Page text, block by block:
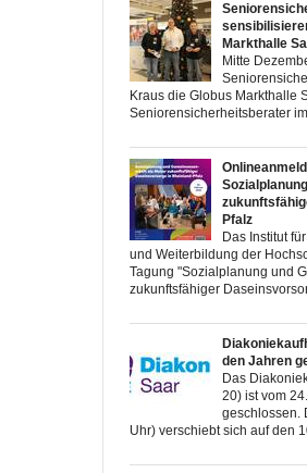
Markthalle
Mitte
Kraus die Globus Markthalle
Seniorensicherheitsberater
Pfalz
Das Institut
und Weiterbildung der
Tagung "Sozialplanung und
zukunftsfähiger
den Jahren
Das
20) ist vom
geschlossen.
Uhr) verschiebt sich auf den